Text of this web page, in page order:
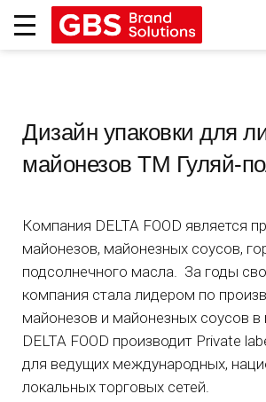
Дизайн упаковки для
майонезов ТМ Гуляй-
Компания DELTA FOOD является
майонезов, майонезных соусов,
подсолнечного масла. За годы
компания стала лидером по
майонезов и майонезных соусов
DELTA FOOD производит Private
для ведущих международных,
локальных торговых сетей.